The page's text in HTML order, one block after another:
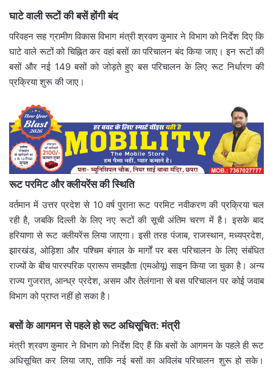
घाटे वाली रूटों की बसें होंगी बंद
परिवहन सह ग्रामीण विकास विभाग मंत्री श्रवण कुमार ने विभाग को निर्देश दिए कि
घाटे वाले रूटों को चिह्नित कर वहां बसों का परिचालन बंद किया जाए। इन रूटों की
बसों और नई 149 बसों को जोड़ते हुए बस परिचालन के लिए रूट निर्धारण की
प्रक्रिया शुरू की जाए।
रूट परमिट और क्लीयरेंस की स्थिति
वर्तमान में उत्तर प्रदेश से 10 वर्ष पुराना रूट परमिट नवीकरण की प्रक्रिया चल
रही है, जबकि दिल्ली के लिए नए रूटों की सूची अंतिम चरण में है। इसके बाद
हरियाणा से रूट क्लीयरेंस लिया जाएगा। इसी तरह पंजाब, राजस्थान, मध्यप्रदेश,
झारखंड, ओड़िशा और पश्चिम बंगाल के मार्गों पर बस परिचालन के लिए संबंधित
राज्यों के बीच पारस्परिक प्रारूप समझौता (एमओयू) साइन किया जा चुका है। अन्य
राज्य गुजरात, आन्ध्र प्रदेश, असम और तेलंगाना से बस परिचालन पर कोई जवाब
विभाग को प्राप्त नहीं हो सका है।
बसों के आगमन से पहले हो रूट अधिसूचित: मंत्री
मंत्री श्रवण कुमार ने विभाग को निर्देश दिए हैं कि बसों के आगमन के पहले ही रूट
अधिसूचित कर लिया जाए, ताकि नई बसों का अविलंब परिचालन शुरू हो सके।